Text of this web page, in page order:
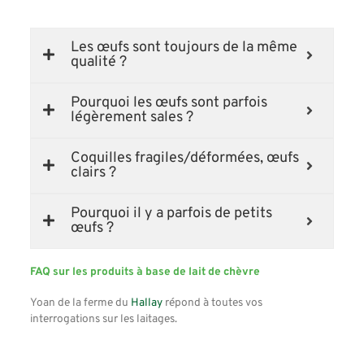
Les œufs sont toujours de la même
qualité ?
Pourquoi les œufs sont parfois
légèrement sales ?
Coquilles fragiles/déformées, œufs
clairs ?
Pourquoi il y a parfois de petits
œufs ?
FAQ sur les produits à base de lait de chèvre
Yoan de la ferme du Hallay répond à toutes vos
interrogations sur les laitages.